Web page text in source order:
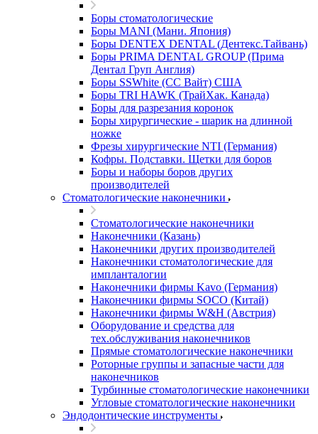
Боры стоматологические
Боры MANI (Мани. Япония)
Боры DENTEX DENTAL (Дентекс.Тайвань)
Боры PRIMA DENTAL GROUP (Прима
Дентал Груп Англия)
Боры SSWhite (СС Вайт) США
Боры TRI HAWK (ТрайХак. Канада)
Боры для разрезания коронок
Боры хирургические - шарик на длинной
ножке
Фрезы хирургические NTI (Германия)
Кофры. Подставки. Щетки для боров
Боры и наборы боров других
производителей
Стоматологические наконечники
Стоматологические наконечники
Наконечники (Казань)
Наконечники других производителей
Наконечники стоматологические для
импланталогии
Наконечники фирмы Kavo (Германия)
Наконечники фирмы SOCO (Китай)
Наконечники фирмы W&H (Австрия)
Оборудование и средства для
тех.обслуживания наконечников
Прямые стоматологические наконечники
Роторные группы и запасные части для
наконечников
Турбинные стоматологические наконечники
Угловые стоматологические наконечники
Эндодонтические инструменты